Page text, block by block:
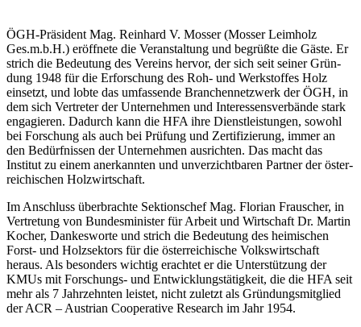
ÖGH-Präsi­dent Mag. Rein­hard V. Mosser (Mosser Leim­holz
Ges.m.b.H.) eröff­nete die Veran­stal­tung und begrüßte die Gäste. Er
strich die Bedeu­tung des Vereins hervor, der sich seit seiner Grün­
dung 1948 für die Erfor­schung des Roh- und Werk­stoffes Holz
einsetzt, und lobte das umfas­sende Bran­chen­netz­werk der ÖGH, in
dem sich Vertreter der Unter­nehmen und Inter­es­sens­ver­bände stark
enga­gieren. Dadurch kann die HFA ihre Dienst­leis­tungen, sowohl
bei Forschung als auch bei Prüfung und Zerti­fi­zie­rung, immer an
den Bedürf­nissen der Unter­nehmen ausrichten. Das macht das
Institut zu einem aner­kannten und unver­zicht­baren Partner der öster­
rei­chi­schen Holz­wirt­schaft.
Im Anschluss über­brachte Sekti­ons­chef Mag. Florian Frau­scher, in
Vertre­tung von Bundes­mi­nister für Arbeit und Wirt­schaft Dr. Martin
Kocher, Dankes­worte und strich die Bedeu­tung des heimi­schen
Forst- und Holz­sek­tors für die öster­rei­chi­sche Volks­wirt­schaft
heraus. Als beson­ders wichtig erachtet er die Unter­stüt­zung der
KMUs mit Forschungs- und Entwick­lungs­tä­tig­keit, die die HFA seit
mehr als 7 Jahr­zehnten leistet, nicht zuletzt als Grün­dungs­mit­glied
der ACR – Austrian Coope­ra­tive Rese­arch im Jahr 1954.